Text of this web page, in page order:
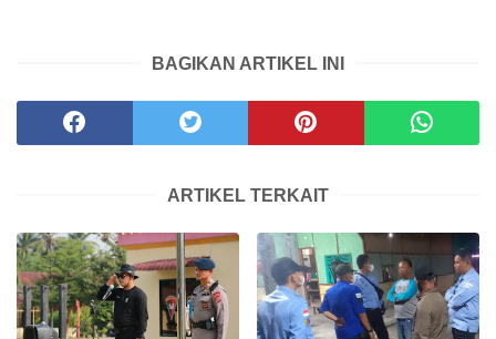
BAGIKAN ARTIKEL INI
ARTIKEL TERKAIT